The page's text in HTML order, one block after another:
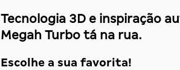
Tecnologia 3D e inspiração
Megah Turbo tá na rua.
Escolhe a sua favorita!